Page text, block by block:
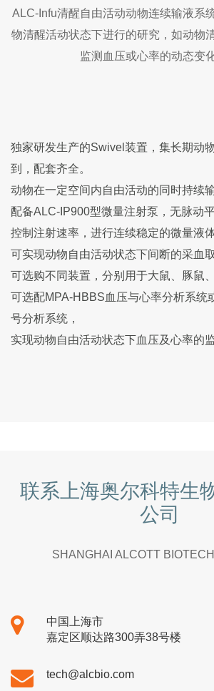
ALC-Infu清醒自由活动动物连续输液系
物清醒活动状态下进行的研究，如动物
监测血压或心率的动态变
独家研发生产的Swivel装置，集长期动
到，配套齐全。
动物在一定空间内自由活动的同时持续
配备ALC-IP900型微量注射泵，无脉动
控制注射速率，进行连续稳定的微量液体
可实现动物自由活动状态下间断的采血取
可选购不同装置，分别用于大鼠、豚鼠
可选配MPA-HBBS血压与心率分析系统
号分析系统，
实现动物自由活动状态下血压及心率的
联系上海奥尔科特生
公司
SHANGHAI ALCOTT
中国上海市
嘉定区顺达路300弄38号楼
tech@alcbio.com